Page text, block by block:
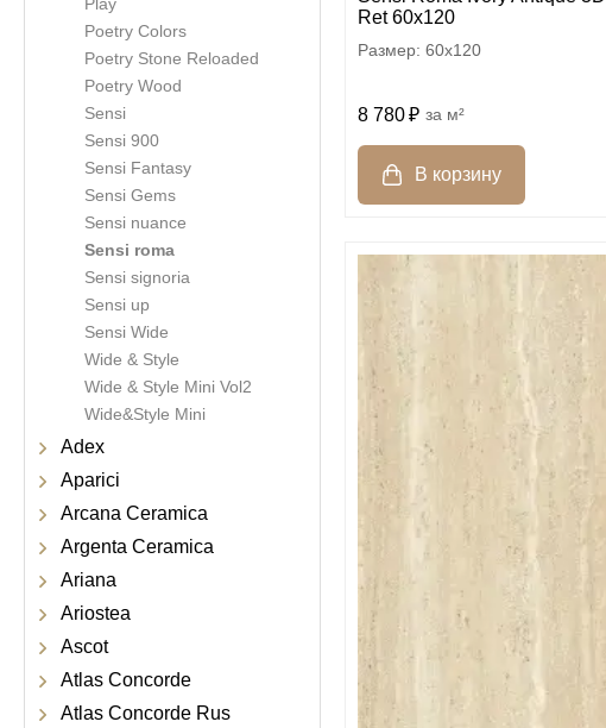
Poetry Colors
Poetry Stone Reloaded
Poetry Wood
Sensi
Sensi 900
Sensi Fantasy
Sensi Gems
Sensi nuance
Sensi roma
Sensi signoria
Sensi up
Sensi Wide
Wide & Style
Wide & Style Mini Vol2
Wide&Style Mini
Adex
Aparici
Arcana Ceramica
Argenta Ceramica
Ariana
Ariostea
Ascot
Atlas Concorde
Atlas Concorde Rus
Ret 60x120
60x120
8 780 м²